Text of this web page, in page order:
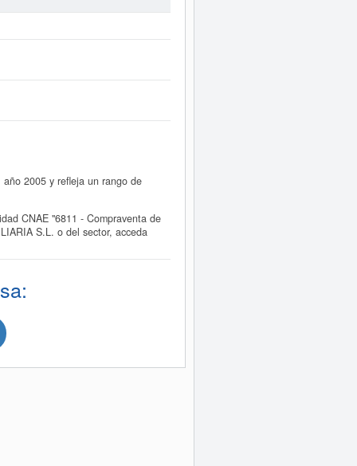
2005 y refleja un rango de
CNAE "6811 - Compraventa de
S.L. o del sector, acceda